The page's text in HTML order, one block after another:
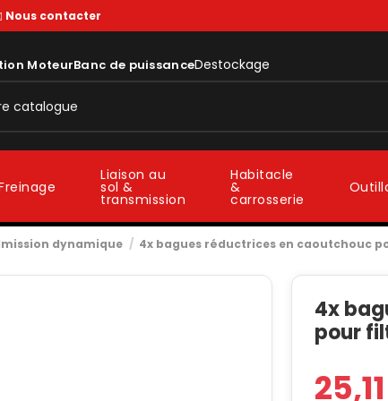
Nous contacter
MoteurBanc de puissanceDestockage
Liaison au
sol &
transmission
Habitacle
&
carrosserie
dynamique 4x bagues réductrices en caoutchouc
4x
pour